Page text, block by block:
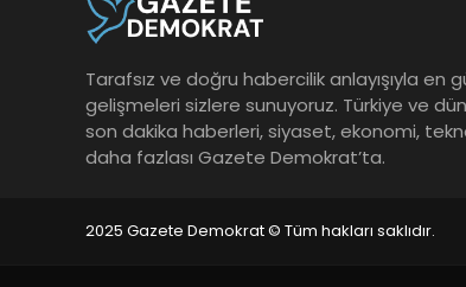
Tarafsız ve doğru habercilik anlayışıyla en
gelişmeleri sizlere sunuyoruz. Türkiye ve
son dakika haberleri, siyaset, ekonomi,
daha fazlası Gazete Demokrat’ta.
2025 Gazete Demokrat © Tüm hakları saklıdır.